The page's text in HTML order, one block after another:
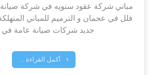
مباني شركة عقود سنويه في شركة صيانة
فلل في عجمان و الترميم للمباني المتهلكة
جديد شركات صيانة عامة في
أكمل القراءة ...